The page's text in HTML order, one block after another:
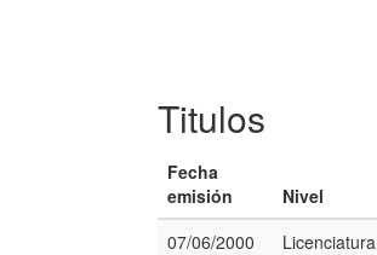
Titulos
Fecha
emisión
Nivel
07/06/2000
Licenciatura